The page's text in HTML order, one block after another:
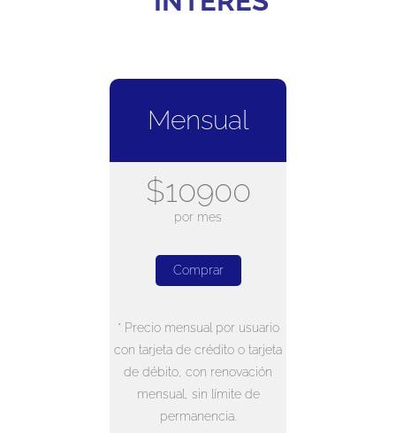
Mensual
$10900
por mes
Comprar
* Precio mensual por usuario
con tarjeta de crédito o tarjeta
de débito, con renovación
mensual, sin límite de
permanencia.